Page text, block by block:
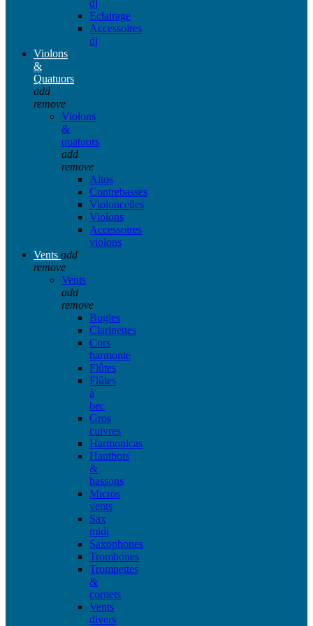
dj
Eclairage
Accessoires
dj
Violons
&
Quatuors
add
remove
Violons
&
quatuors
add
remove
Altos
Contrebasses
Violoncelles
Violons
Accessoires
violons
Vents add
remove
Vents
add
remove
Bugles
Clarinettes
Cors
harmonie
Flûtes
Flûtes
à
bec
Gros
cuivres
Harmonicas
Hautbois
&
bassons
Micros
vents
Sax
midi
Saxophones
Trombones
Trompettes
&
cornets
Vents
divers